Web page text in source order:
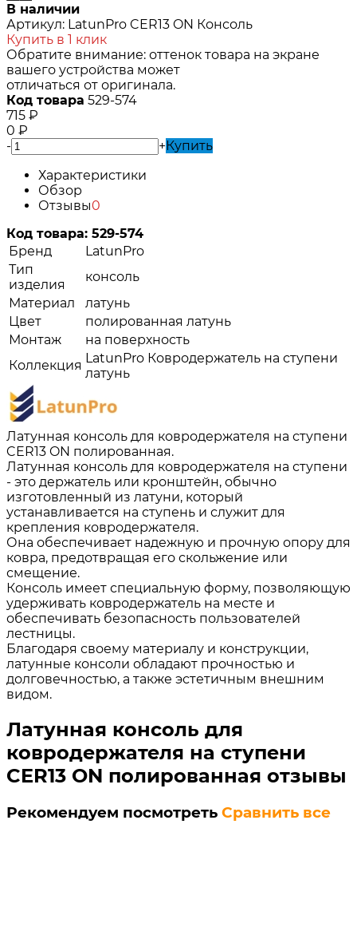
В наличии
Артикул: LatunPro CER13 ON Консоль
Купить в 1 клик
Обратите внимание: оттенок товара на экране
вашего устройства может
отличаться от оригинала.
Код товара 529-574
715 ₽
0 ₽
-
+Купить
Характеристики
Обзор
Отзывы0
Код товара: 529-574
Бренд
LatunPro
Тип
изделия
консоль
Материал
латунь
Цвет
полированная латунь
Монтаж
на поверхность
Коллекция LatunPro Ковродержатель на ступени
латунь
Латунная консоль для ковродержателя на ступени
CER13 ON полированная.
Латунная консоль для ковродержателя на ступени
- это держатель или кронштейн, обычно
изготовленный из латуни, который
устанавливается на ступень и служит для
крепления ковродержателя.
Она обеспечивает надежную и прочную опору для
ковра, предотвращая его скольжение или
смещение.
Консоль имеет специальную форму, позволяющую
удерживать ковродержатель на месте и
обеспечивать безопасность пользователей
лестницы.
Благодаря своему материалу и конструкции,
латунные консоли обладают прочностью и
долговечностью, а также эстетичным внешним
видом.
Латунная консоль для
ковродержателя на ступени
CER13 ON полированная отзывы
Рекомендуем посмотреть Сравнить все